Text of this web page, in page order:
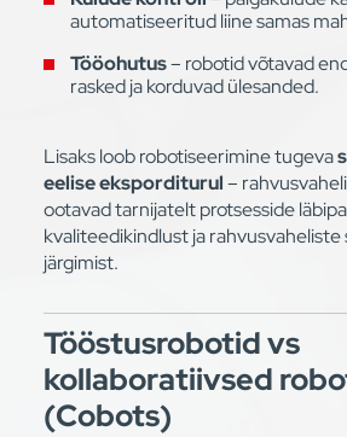
automatiseeritud liine samas
Tööohutus– robotid võtavad
rasked ja korduvad ülesanded.
Lisaks loob robotiseerimine tugeva
eelise eksporditurul–
ootavad tarnijatelt protsesside
kvaliteedikindlust ja
järgimist.
Tööstusrobotid vs
kollaboratiivsed
(Cobots)